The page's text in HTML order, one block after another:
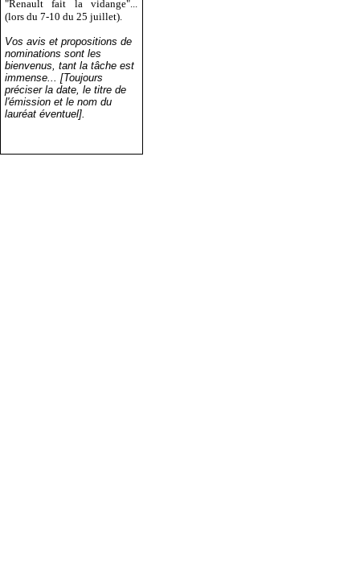
"Renault fait la vidange"...
(lors du 7-10 du 25 juillet).
Vos avis et propositions de
nominations sont les
bienvenus, tant la tâche est
immense... [Toujours
préciser la date, le titre de
l'émission et le nom du
lauréat éventuel].